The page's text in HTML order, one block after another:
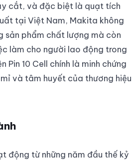
cắt, và đặc biệt là quạt tích
tại Việt Nam, Makita không
sản phẩm chất lượng mà còn
làm cho người lao động trong
Pin 10 Cell chính là minh chứng
và tâm huyết của thương hiệu
động từ những năm đầu thế kỷ